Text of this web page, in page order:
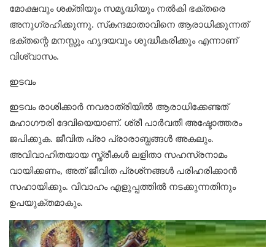
മോക്ഷവും ശക്തിയും സമൃദ്ധിയും നല്‍കി ഭക്തരെ
അനുഗ്രഹിക്കുന്നു. സ്‌കന്ദമാതാവിനെ ആരാധിക്കുന്നത്
ഭക്തന്റെ മനസ്സും ഹൃദയവും ശുദ്ധീകരിക്കും എന്നാണ്
വിശ്വാസം.
ഇടവം
ഇടവം രാശിക്കാര്‍ നവരാത്രിയിൽ ആരാധിക്കേണ്ടത്
മഹാഗൗരി ദേവിയെയാണ്. ശ്രീ പാർവതീ അഷ്ടോത്തരം
ജപിക്കുക. ജീവിത പ്രാ പ്രാരാബ്ധങ്ങൾ അകലും.
അവിവാഹിതയായ സ്ത്രീകൾ ലളിതാ സഹസ്രനാമം
വായിക്കണം, അത് ജീവിത പ്രശ്‌നങ്ങള്‍ പരിഹരിക്കാന്‍
സഹായിക്കും. വിവാഹം എളുപ്പത്തില്‍ നടക്കുന്നതിനും
ഉപയുക്തമാകും.